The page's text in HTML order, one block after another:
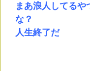
まあ浪人してる
な？
人生終了だ